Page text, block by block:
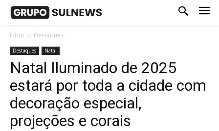
Início Destaques
Destaques Natal
Natal Iluminado de 2025
estará por toda a cidade com
decoração especial,
projeções e corais